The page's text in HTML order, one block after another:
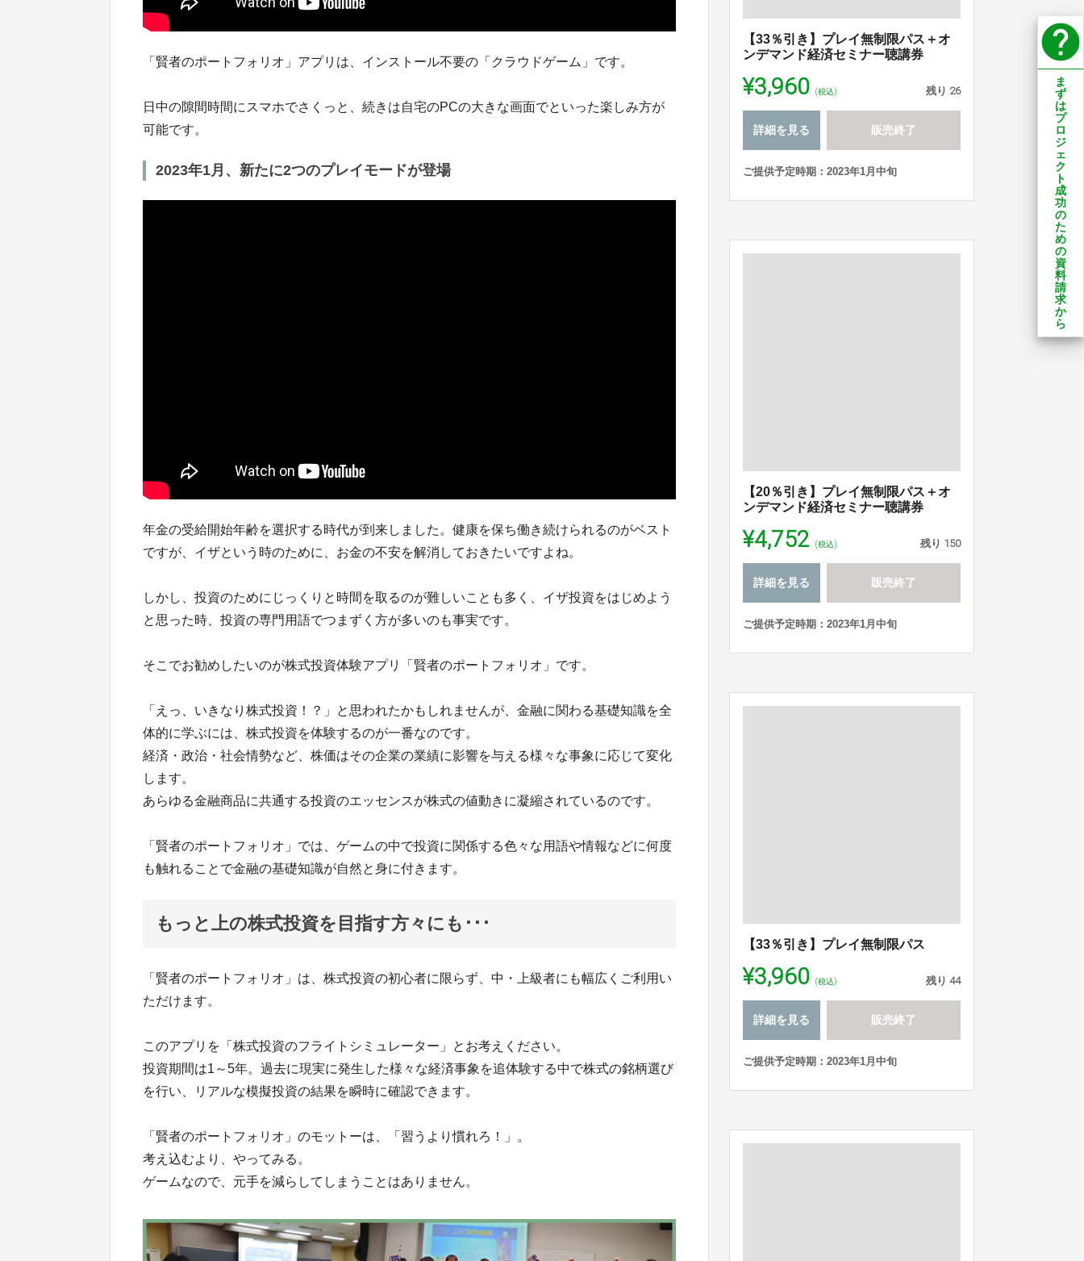
「賢者のポートフォリオ」アプリは、インストール不要の「クラウドゲーム」です。
日中の隙間時間にスマホでさくっと、続きは自宅のPCの大きな画面でといった楽しみ方が
可能です。
2023年1月、新たに2つのプレイモードが登場
年金の受給開始年齢を選択する時代が到来しました。健康を保ち働き続けられるのがベスト
ですが、イザという時のために、お金の不安を解消しておきたいですよね。
しかし、投資のためにじっくりと時間を取るのが難しいことも多く、イザ投資をはじめよう
と思った時、投資の専門用語でつまずく方が多いのも事実です。
そこでお勧めしたいのが株式投資体験アプリ「賢者のポートフォリオ」です。
「えっ、いきなり株式投資！？」と思われたかもしれませんが、金融に関わる基礎知識を全
体的に学ぶには、株式投資を体験するのが一番なのです。
経済・政治・社会情勢など、株価はその企業の業績に影響を与える様々な事象に応じて変化
します。
あらゆる金融商品に共通する投資のエッセンスが株式の値動きに凝縮されているのです。
「賢者のポートフォリオ」では、ゲームの中で投資に関係する色々な用語や情報などに何度
も触れることで金融の基礎知識が自然と身に付きます。
もっと上の株式投資を目指す方々にも･･･
「賢者のポートフォリオ」は、株式投資の初心者に限らず、中・上級者にも幅広くご利用い
ただけます。
このアプリを「株式投資のフライトシミュレーター」とお考えください。
投資期間は1～5年。過去に現実に発生した様々な経済事象を追体験する中で株式の銘柄選び
を行い、リアルな模擬投資の結果を瞬時に確認できます。
「賢者のポートフォリオ」のモットーは、「習うより慣れろ！」。
考え込むより、やってみる。
ゲームなので、元手を減らしてしまうことはありません。
【33％引き】プレイ無制限パス＋オ
ンデマンド経済セミナー聴講券
¥3,960 (税込) 残り 26
詳細を見る 販売終了
ご提供予定時期：2023年1月中旬
【20％引き】プレイ無制限パス＋オ
ンデマンド経済セミナー聴講券
¥4,752 (税込) 残り 150
詳細を見る 販売終了
ご提供予定時期：2023年1月中旬
【33％引き】プレイ無制限パス
¥3,960 (税込) 残り 44
詳細を見る 販売終了
ご提供予定時期：2023年1月中旬
help
ま
ず
は
プ
ロ
ジ
ェ
ク
ト
成
功
の
た
め
の
資
料
請
求
か
ら